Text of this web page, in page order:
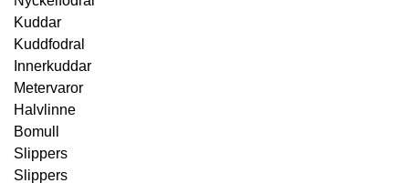
Kuddar
Kuddfodral
Innerkuddar
Metervaror
Halvlinne
Bomull
Slippers
Slippers